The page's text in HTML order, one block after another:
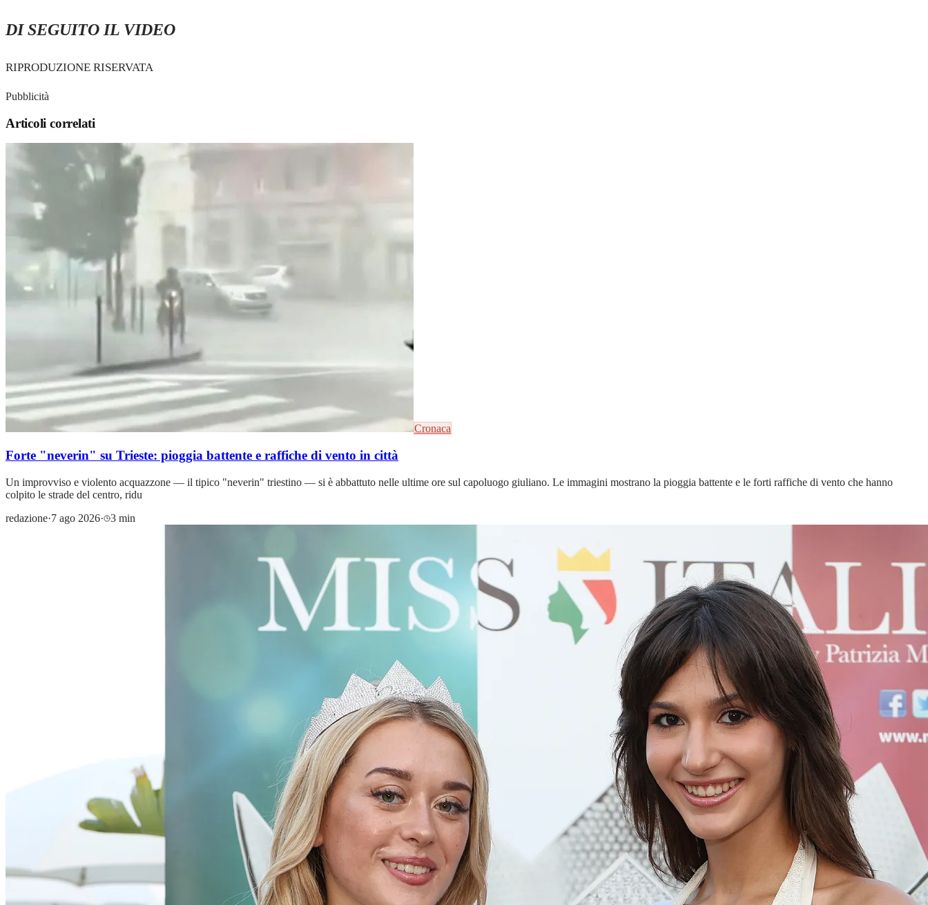
DI SEGUITO IL VIDEO
RIPRODUZIONE RISERVATA
Pubblicità
Articoli correlati
Cronaca
Forte "neverin" su Trieste: pioggia battente e raffiche di vento in città
Un improvviso e violento acquazzone — il tipico "neverin" triestino — si è abbattuto nelle ultime ore sul capoluogo giuliano. Le immagini mostrano la pioggia battente e le forti raffiche di vento che hanno
colpito le strade del centro, ridu
redazione·7 ago 2026· 3 min